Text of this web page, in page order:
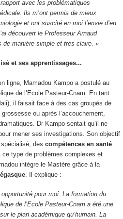
avec les problématiques
Ils m’ont permis de mieux
et ont suscité en moi l’envie d’en
découvert le Professeur Arnaud
manière simple et très claire. »
et ses apprentissages...
ligne, Mamadou Kampo a postulé au
de l’Ecole Pasteur-Cnam. En tant
il faisait face à des cas groupés de
ou après l’accouchement,
Dr Kampo sentait qu’il ne
mener ses investigations. Son objectif
des compétences en santé
type de problèmes complexes et
intègre le Mastère grâce à la
. Il explique :
pour moi. La formation du
de l’Ecole Pasteur-Cnam a été une
le plan académique qu’humain. La